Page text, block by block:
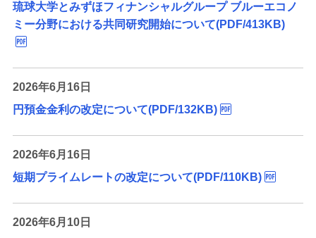
琉球大学とみずほフィナンシャルグループ ブルーエコノ
ミー分野における共同研究開始について(PDF/413KB)
2026年6月16日
円預金金利の改定について(PDF/132KB)
2026年6月16日
短期プライムレートの改定について(PDF/110KB)
2026年6月10日